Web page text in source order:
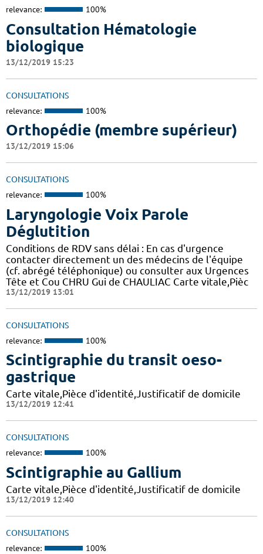
relevance: 100%
Consultation Hématologie
biologique
13/12/2019 15:23
CONSULTATIONS
relevance: 100%
Orthopédie (membre supérieur)
13/12/2019 15:06
CONSULTATIONS
relevance: 100%
Laryngologie Voix Parole
Déglutition
Conditions de RDV sans délai : En cas d'urgence
contacter directement un des médecins de l'équipe
(cf. abrégé téléphonique) ou consulter aux Urgences
Tête et Cou CHRU Gui de CHAULIAC Carte vitale,Pièc
13/12/2019 13:01
CONSULTATIONS
relevance: 100%
Scintigraphie du transit oeso-
gastrique
Carte vitale,Pièce d'identité,Justificatif de domicile
13/12/2019 12:41
CONSULTATIONS
relevance: 100%
Scintigraphie au Gallium
Carte vitale,Pièce d'identité,Justificatif de domicile
13/12/2019 12:40
CONSULTATIONS
relevance: 100%